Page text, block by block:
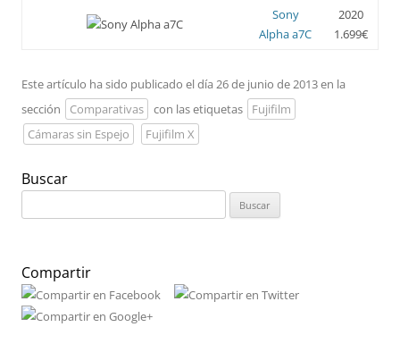
Sony
Alpha a7C
2020
1.699€
Este artículo ha sido publicado el día 26 de junio de 2013 en la
sección
Comparativas con las etiquetas
Fujifilm
Cámaras sin Espejo
Fujifilm X
Buscar
Compartir